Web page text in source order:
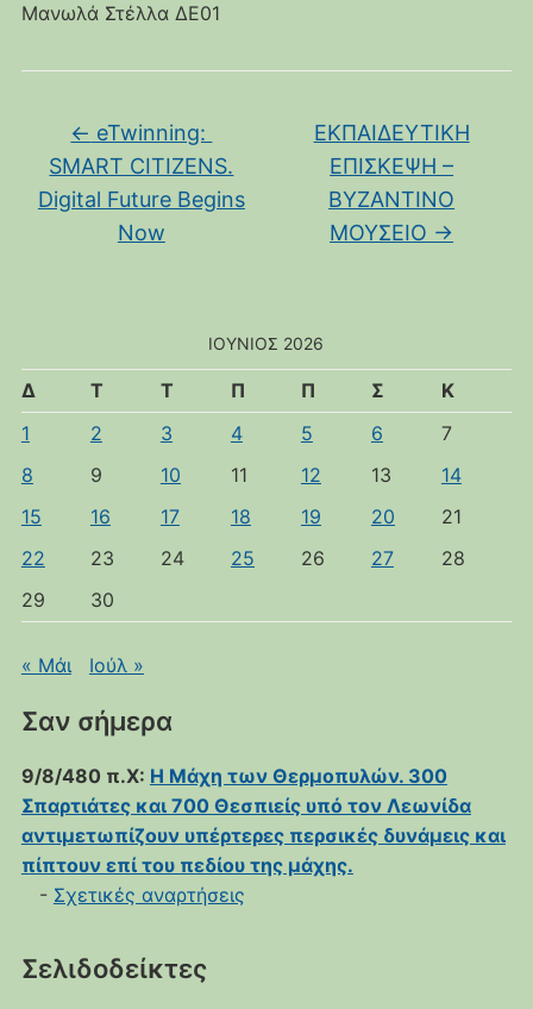
ΙΟΎΝΙΟΣ 2026
Δ Τ Τ Π Π Σ
Κ
1
2 3 4 5 6
7
8
9 10 11 12 13
14
15
16 17 18 19 20
21
22
23 24 25 26 27
28
29
30
« Μάι Ιούλ »
Σαν σήμερα
9/8/480 π.Χ: Η Μάχη των Θερμοπυλών. 300
Σπαρτιάτες και 700 Θεσπιείς υπό τον Λεωνίδα
αντιμετωπίζουν υπέρτερες περσικές δυνάμεις και
πίπτουν επί του πεδίου της μάχης.
- Σχετικές αναρτήσεις
Σελιδοδείκτες
Μανωλά Στέλλα ΔΕ01
← eTwinning:
SMART CITIZENS.
Digital Future Begins
Now
ΕΚΠΑΙΔΕΥΤΙΚΗ
ΕΠΙΣΚΕΨΗ –
ΒΥΖΑΝΤΙΝΟ
ΜΟΥΣΕΙΟ →